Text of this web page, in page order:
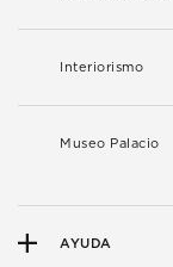
Interiorismo
Museo Palacio
AYUDA